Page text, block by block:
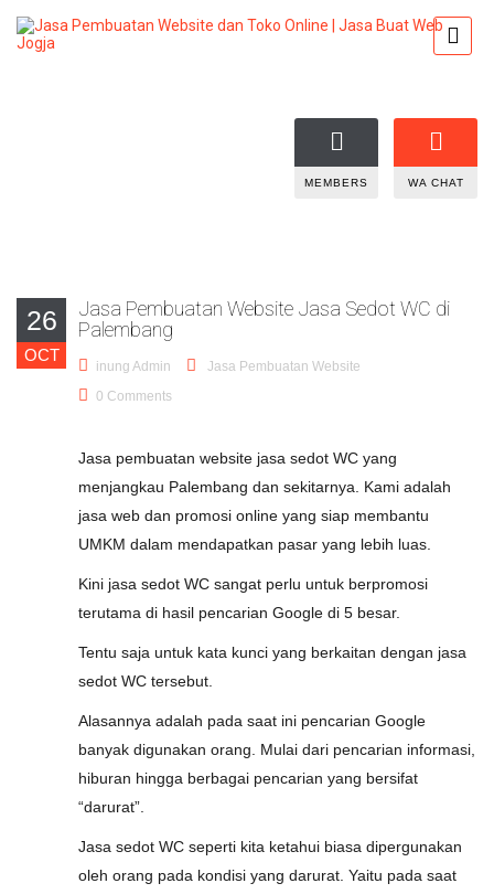
MEMBERS WA CHAT
26
OCT
Jasa Pembuatan Website Jasa Sedot WC di
Palembang
inung Admin
Jasa Pembuatan Website
0 Comments
Jasa pembuatan website jasa sedot WC yang
menjangkau Palembang dan sekitarnya. Kami adalah
jasa web dan promosi online yang siap membantu
UMKM dalam mendapatkan pasar yang lebih luas.
Kini jasa sedot WC sangat perlu untuk berpromosi
terutama di hasil pencarian Google di 5 besar.
Tentu saja untuk kata kunci yang berkaitan dengan jasa
sedot WC tersebut.
Alasannya adalah pada saat ini pencarian Google
banyak digunakan orang. Mulai dari pencarian informasi,
hiburan hingga berbagai pencarian yang bersifat
“darurat”.
Jasa sedot WC seperti kita ketahui biasa dipergunakan
oleh orang pada kondisi yang darurat. Yaitu pada saat